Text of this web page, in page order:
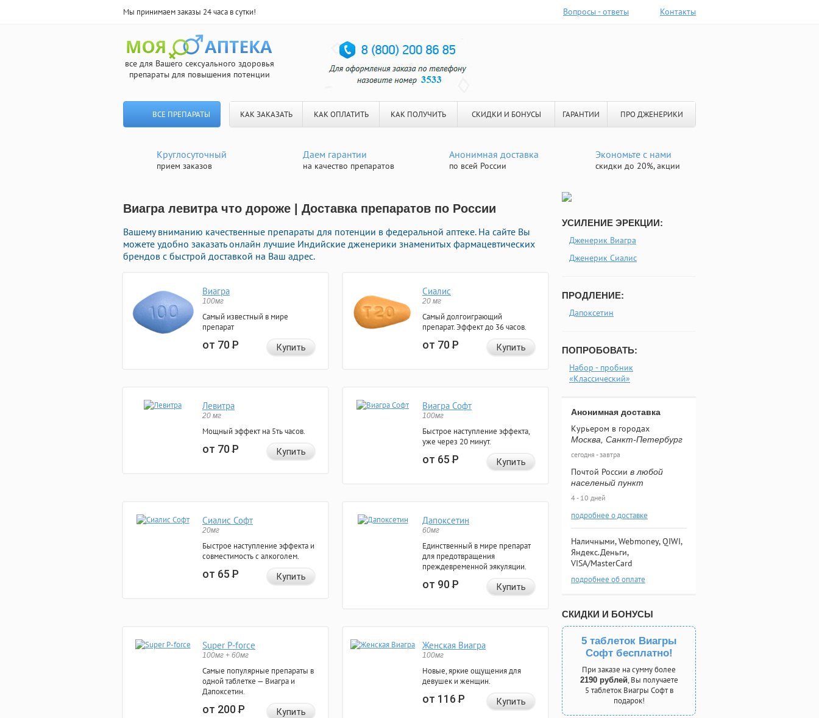
Мы принимаем заказы 24 часа в сутки! Вопросы - ответы Контакты
все для Вашего сексуального здоровья
препараты для повышения потенции
ВСЕ ПРЕПАРАТЫ КАК ЗАКАЗАТЬ КАК ОПЛАТИТЬ КАК ПОЛУЧИТЬ СКИДКИ И БОНУСЫ ГАРАНТИИ ПРО ДЖЕНЕРИКИ
Круглосуточный
прием заказов
Даем гарантии
на качество препаратов
Анонимная доставка
по всей России
Экономьте с нами
скидки до 20%, акции
Виагра левитра что дороже | Доставка препаратов по России
Вашему вниманию качественные препараты для потенции в федеральной аптеке. На сайте Вы
можете удобно заказать онлайн лучшие Индийские дженерики знаменитых фармацевтических
брендов с быстрой доставкой на Ваш адрес.
Виагра
100мг
Самый известный в мире
препарат
от 70Р Купить
Сиалис
20 мг
Самый долгоиграющий
препарат. Эффект до 36 часов.
от 70Р Купить
Левитра
20 мг
Мощный эффект на 5ть часов.
от 70Р Купить
Виагра Софт
100мг
Быстрое наступление эффекта,
уже через 20 минут.
от 65Р Купить
Сиалис Софт
20мг
Быстрое наступление эффекта и
совместимость с алкоголем.
от 65Р Купить
Дапоксетин
60мг
Единственный в мире препарат
для предотвращения
преждевременной эякуляции.
от 90Р Купить
Super P-force
100мг + 60мг
Самые популярные препараты в
одной таблетке — Виагра и
Дапоксетин.
от 200Р Купить
Женская Виагра
100мг
Новые, яркие ощущения для
девушек и женщин.
от 116Р Купить
УСИЛЕНИЕ ЭРЕКЦИИ:
Дженерик Виагра
Дженерик Сиалис
ПРОДЛЕНИЕ:
Дапоксетин
ПОПРОБОВАТЬ:
Набор - пробник
«Классический»
Анонимная доставка
Курьером в городах
Москва, Санкт-Петербург
сегодня - завтра
Почтой России в любой
населеный пункт
4 - 10 дней
подробнее о доставке
Наличными, Webmoney, QIWI,
Яндекс.Деньги,
VISA/MasterCard
подробнее об оплате
СКИДКИ И БОНУСЫ
5 таблеток Виагры
Софт бесплатно!
При заказе на сумму более
2190 рублей, Вы получаете
5 таблеток Виагры Софт в
подарок!